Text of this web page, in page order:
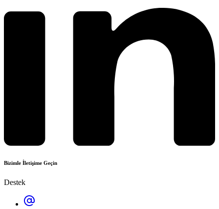
Bizimle İletişime Geçin
Destek